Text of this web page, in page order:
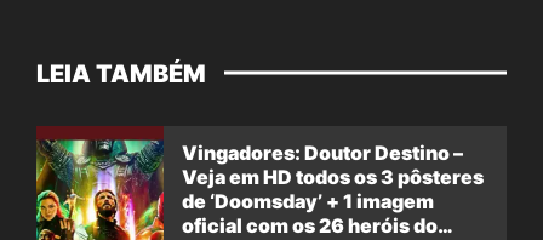
LEIA TAMBÉM
Vingadores: Doutor Destino –
Veja em HD todos os 3 pôsteres
de ‘Doomsday’ + 1 imagem
oficial com os 26 heróis do